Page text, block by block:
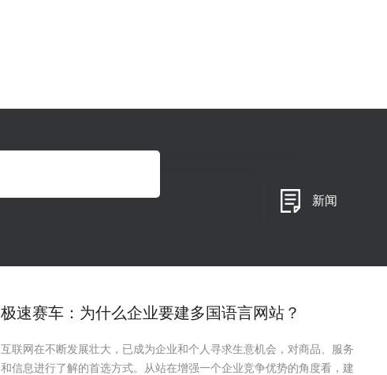
{eyou:searchform type='default'}
新闻
极速赛车：为什么企业要建多国语言网站？
互联网在不断发展壮大，已成为企业和个人寻求生意机会，对商品、服务
和信息进行了解的首选方式。从站在增强一个企业竞争优势的角度看，建